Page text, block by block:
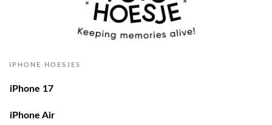
IPHONE HOESJES
iPhone 17
iPhone Air